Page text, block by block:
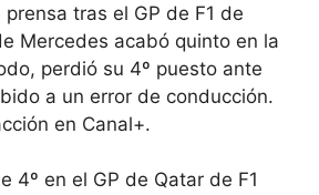
tras el GP de F1 de
Mercedes acabó quinto en la
perdió su 4º puesto ante
a un error de conducción.
en Canal+.
4º en el GP de Qatar de F1